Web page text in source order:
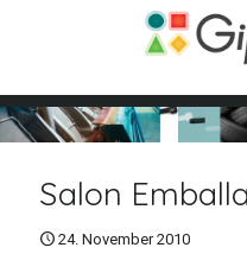
Salon
24. November 2010